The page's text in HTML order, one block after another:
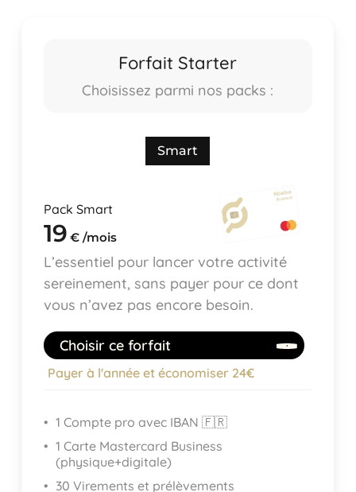
Forfait Starter
Choisissez parmi nos packs :
Smart
Pack Smart
19 € /mois
L’essentiel pour lancer votre activité
sereinement, sans payer pour ce dont
vous n’avez pas encore besoin.
Choisir ce forfait
Payer à l'année et économiser 24€
1 Compte pro avec IBAN 🇫🇷
1 Carte Mastercard Business
(physique+digitale)
30 Virements et prélèvements